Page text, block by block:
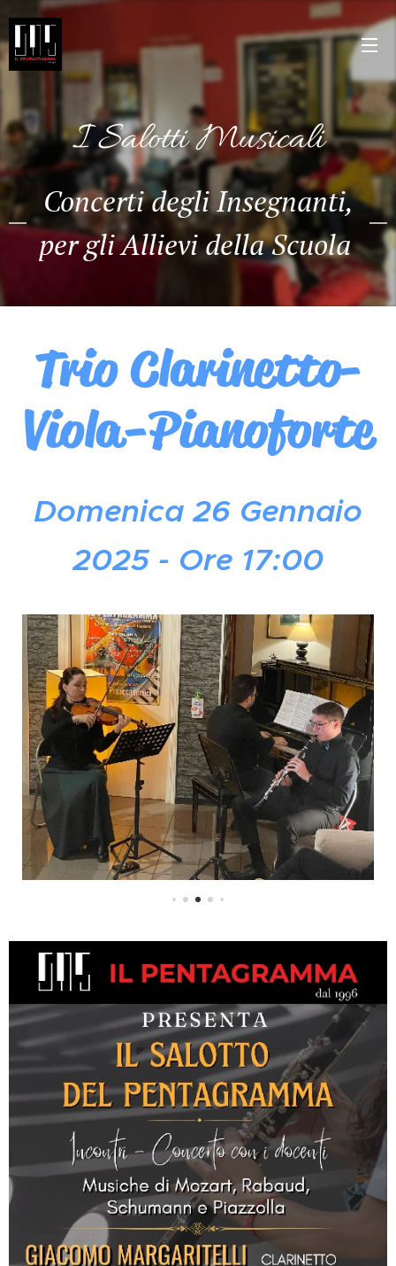
I Salotti Musicali
Concerti degli Insegnanti,
per gli Allievi della Scuola
Trio Clarinetto-
Viola-Pianoforte
Domenica 26 Gennaio
2025 - Ore 17:00